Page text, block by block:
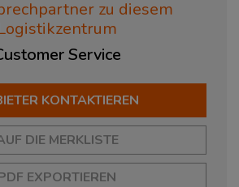
zu diesem
Service
KONTAKTIEREN
DIE MERKLISTE
EXPORTIEREN